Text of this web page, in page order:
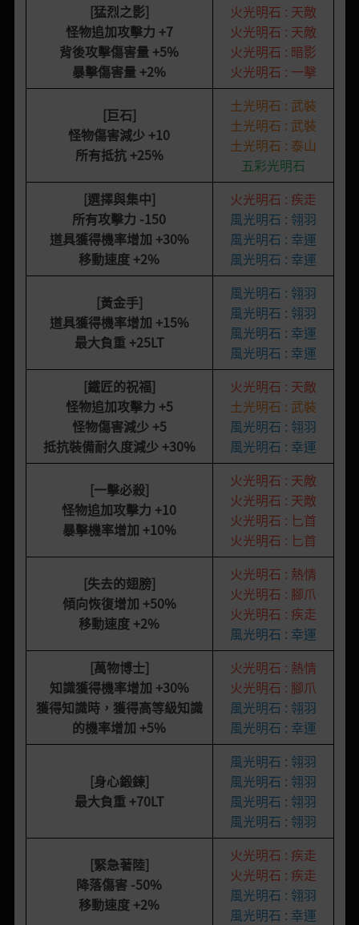
[猛烈之影]
怪物追加攻擊力 +7
背後攻擊傷害量 +5%
暴擊傷害量 +2%
火光明石 : 天敵
火光明石 : 天敵
火光明石 : 暗影
火光明石 : 一擊
[巨石]
怪物傷害減少 +10
所有抵抗 +25%
土光明石 : 武裝
土光明石 : 武裝
土光明石 : 泰山
五彩光明石
[選擇與集中]
所有攻擊力 -150
道具獲得機率增加 +30%
移動速度 +2%
火光明石 : 疾走
風光明石 : 翎羽
風光明石 : 幸運
風光明石 : 幸運
[黃金手]
道具獲得機率增加 +15%
最大負重+25LT
風光明石 : 翎羽
風光明石 : 翎羽
風光明石 : 幸運
風光明石 : 幸運
[鐵匠的祝福]
怪物追加攻擊力 +5
怪物傷害減少+5
抵抗裝備耐久度減少+30%
火光明石 : 天敵
土光明石 : 武裝
風光明石 : 翎羽
風光明石 : 幸運
[一擊必殺]
怪物追加攻擊力 +10
暴擊機率增加 +10%
火光明石 : 天敵
火光明石 : 天敵
火光明石 : 匕首
火光明石 : 匕首
[失去的翅膀]
傾向恢復增加 +50%
移動速度 +2%
火光明石 : 熱情
火光明石 : 腳爪
火光明石 : 疾走
風光明石 : 幸運
[萬物博士]
知識獲得機率增加 +30%
獲得知識時，獲得高等級知識
的機率增加 +5%
火光明石 : 熱情
火光明石 : 腳爪
風光明石 : 翎羽
風光明石 : 幸運
[身心鍛鍊]
最大負重+70LT
風光明石 : 翎羽
風光明石 : 翎羽
風光明石 : 翎羽
風光明石 : 翎羽
[緊急著陸]
降落傷害 -50%
移動速度 +2%
火光明石 : 疾走
火光明石 : 疾走
風光明石 : 翎羽
風光明石 : 幸運